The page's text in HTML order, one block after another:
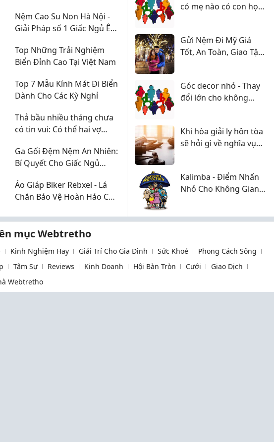
Nệm Cao Su Non Hà Nội -
Giải Pháp số 1 Giấc Ngủ Êm
Top Những Trải Nghiệm
Biển Đỉnh Cao Tại Việt Nam
Top 7 Mẫu Kính Mát Đi Biển
Dành Cho Các Kỳ Nghỉ
Thả bầu nhiều tháng chưa
có tin vui: Có thể hai vợ
đúng
Ga Gối Đệm Nệm An Nhiên:
Bí Quyết Cho Giấc Ngủ
Áo Giáp Biker Rebxel - Lá
Chắn Bảo Vệ Hoàn Hảo Cho
có mẹ nào có con học
Gửi Nệm Đi Mỹ Giá
Tốt, An Toàn, Giao Tận
Góc decor nhỏ - Thay
đổi lớn cho không
Khi hòa giải ly hôn tòa
sẽ hỏi gì về nghĩa vụ
Kalimba - Điểm Nhấn
Nhỏ Cho Không Gian
mục Webtretho
Kinh Nghiệm Hay Giải Trí Cho Gia Đình Sức Khoẻ
Phong Cách Sống
Tâm Sự Reviews Kinh Doanh Hội Bàn Tròn Cưới
Giao Dịch
Webtretho